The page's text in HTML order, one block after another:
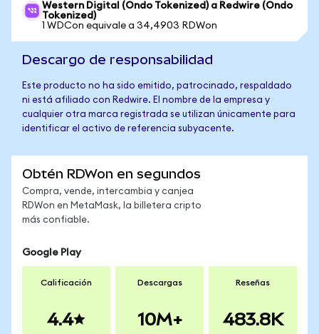
Western Digital (Ondo Tokenized) a Redwire (Ondo
Tokenized)
1 WDCon equivale a 34,4903 RDWon
Descargo de responsabilidad
Este producto no ha sido emitido, patrocinado, respaldado
ni está afiliado con Redwire. El nombre de la empresa y
cualquier otra marca registrada se utilizan únicamente para
identificar el activo de referencia subyacente.
Obtén RDWon en segundos
Compra, vende, intercambia y canjea
RDWon en MetaMask, la billetera cripto
más confiable.
Google Play
Calificación
4.4
Descargas
10M+
Reseñas
483.8K